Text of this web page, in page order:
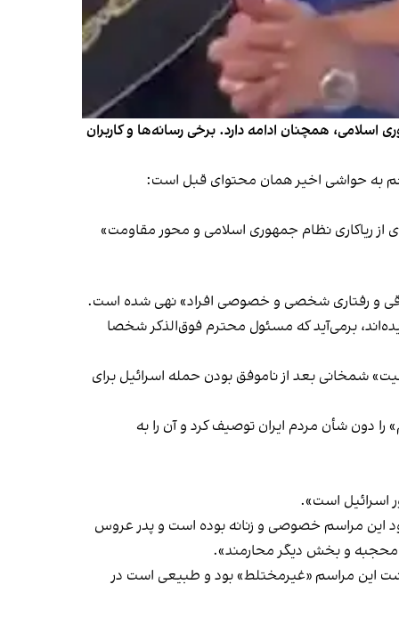
همچنان ادامه دارد. برخی رسانه‌ها و کاربران
به حواشی اخیر همان محتوای قبل است:
از ریاکاری نظام جمهوری اسلامی و محور مقاومت»
و رفتاری شخصی و خصوصی افراد» نهی شده است.
برمی‌آید که مسئول محترم فوق‌الذکر شخصا
شمخانی بعد از ناموفق بودن حمله اسرائیل برای
دون شأن مردم ایران توصیف کرد و آن را به
است».
این مراسم خصوصی و زنانه بوده است و پدر عروس
محجبه و بخش دیگر محارمند».
این مراسم «غیرمختلط» بود و طبیعی است در